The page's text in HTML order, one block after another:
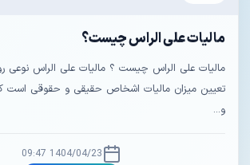
مالیات علی الراس چیست؟
مالیات علی الراس چیست ؟ مالیات علی‌ الراس نوعی
تعیین میزان مالیات اشخاص حقیقی و حقوقی است
و...
1404/04/23 09:47